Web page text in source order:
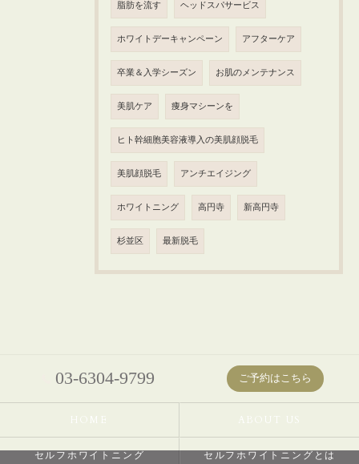
脂肪を流す ヘッドスパサービス
ホワイトデーキャンペーン アフターケア
卒業＆入学シーズン お肌のメンテナンス
美肌ケア 痩身マシーンを
ヒト幹細胞美容液導入の美肌顔脱毛
美肌顔脱毛 アンチエイジング
ホワイトニング 高円寺 新高円寺
杉並区 最新脱毛
03-6304-9799 ご予約はこちら
HOME ABOUT US
セルフホワイトニング セルフホワイトニングとは